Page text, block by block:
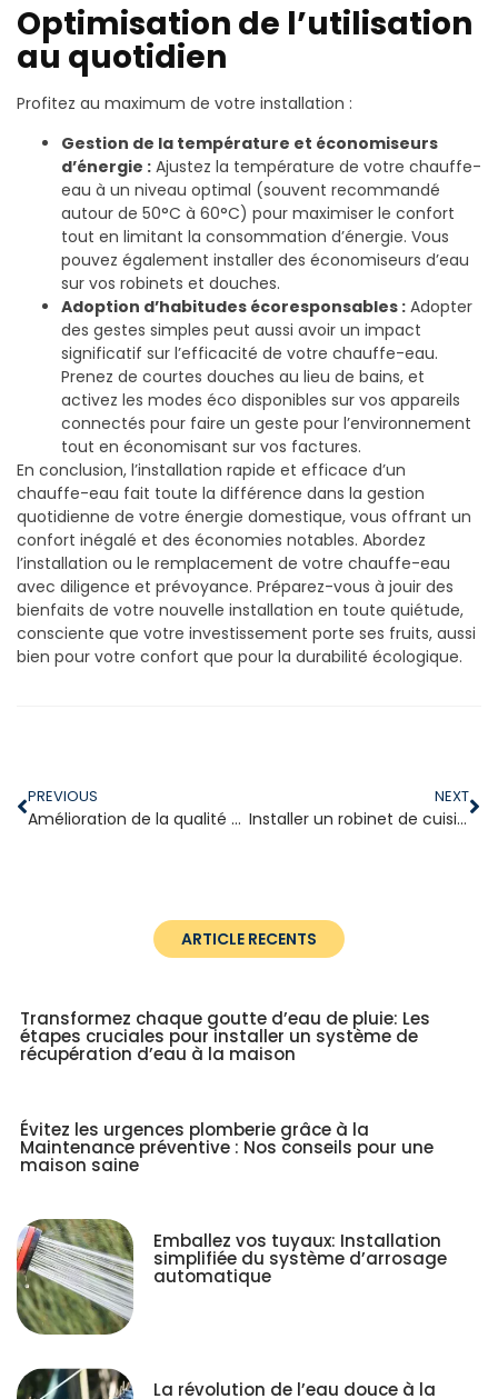
Optimisation de l’utilisation
au quotidien
Profitez au maximum de votre installation :
Gestion de la température et économiseurs
d’énergie : Ajustez la température de votre chauffe-
eau à un niveau optimal (souvent recommandé
autour de 50°C à 60°C) pour maximiser le confort
tout en limitant la consommation d’énergie. Vous
pouvez également installer des économiseurs d’eau
sur vos robinets et douches.
Adoption d’habitudes écoresponsables : Adopter
des gestes simples peut aussi avoir un impact
significatif sur l’efficacité de votre chauffe-eau.
Prenez de courtes douches au lieu de bains, et
activez les modes éco disponibles sur vos appareils
connectés pour faire un geste pour l’environnement
tout en économisant sur vos factures.
En conclusion, l’installation rapide et efficace d’un
chauffe-eau fait toute la différence dans la gestion
quotidienne de votre énergie domestique, vous offrant un
confort inégalé et des économies notables. Abordez
l’installation ou le remplacement de votre chauffe-eau
avec diligence et prévoyance. Préparez-vous à jouir des
bienfaits de votre nouvelle installation en toute quiétude,
consciente que votre investissement porte ses fruits, aussi
bien pour votre confort que pour la durabilité écologique.
PREVIOUS
Amélioration de la qualité de l’air intérieur : le rôle clé de la plomberie
NEXT
Installer un robinet de cuisine : astuces étonnantes pour une mise en place facile
ARTICLE RECENTS
Transformez chaque goutte d’eau de pluie: Les
étapes cruciales pour installer un système de
récupération d’eau à la maison
Évitez les urgences plomberie grâce à la
Maintenance préventive : Nos conseils pour une
maison saine
Emballez vos tuyaux: Installation
simplifiée du système d’arrosage
automatique
La révolution de l’eau douce à la